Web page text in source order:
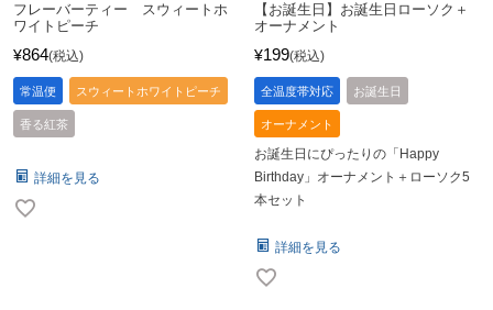
フレーバーティー スウィートホ
ワイトピーチ
¥864 税込
常温便 スウィートホワイトピーチ
香る紅茶
詳細を見る
【お誕生日】お誕生日ローソク＋
オーナメント
¥199 税込
全温度帯対応 お誕生日
オーナメント
お誕生日にぴったりの「Happy
Birthday」オーナメント＋ローソク5
本セット
詳細を見る